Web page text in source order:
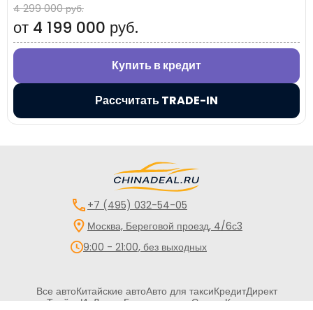
4 299 000 руб.
от 4 199 000 руб.
Купить в кредит
Рассчитать TRADE-IN
Все автоКитайские автоАвто для таксиКредитДирект
Трейд-Ин Лизинг Госпрограммы Сервис Контакты
+7 (495) 032-54-05
Москва, Береговой проезд, 4/6с3
9:00 - 21:00, без выходных